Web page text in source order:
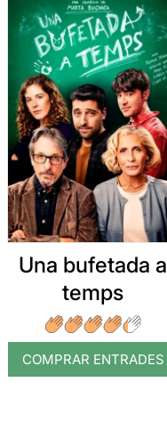
Una bufetada a
temps
COMPRAR ENTRADES